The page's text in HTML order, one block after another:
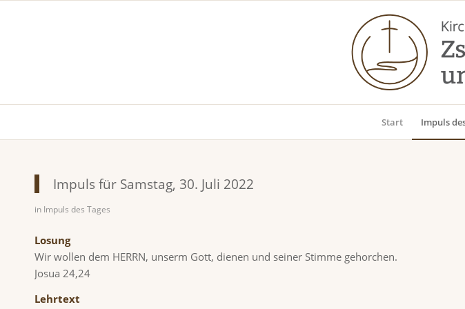
Start Impuls
Impuls für Samstag, 30. Juli 2022
in Impuls des Tages
Losung
Wir wollen dem HERRN, unserm Gott, dienen und seiner Stimme gehorchen.
Josua 24,24
Lehrtext